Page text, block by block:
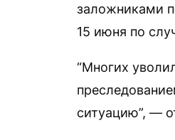
заложниками
15 июня по
“Многих
ситуацию”, —